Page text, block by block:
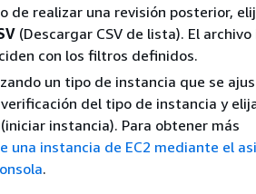
de realizar una revisión posterior,
(Descargar CSV de lista). El archivo
con los filtros definidos.
un tipo de instancia que se
del tipo de instancia y
(iniciar instancia). Para obtener más
una instancia de EC2 mediante el
.